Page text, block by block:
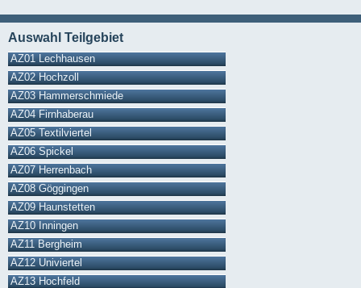
Auswahl Teilgebiet
AZ01 Lechhausen
AZ02 Hochzoll
AZ03 Hammerschmiede
AZ04 Firnhaberau
AZ05 Textilviertel
AZ06 Spickel
AZ07 Herrenbach
AZ08 Göggingen
AZ09 Haunstetten
AZ10 Inningen
AZ11 Bergheim
AZ12 Univiertel
AZ13 Hochfeld